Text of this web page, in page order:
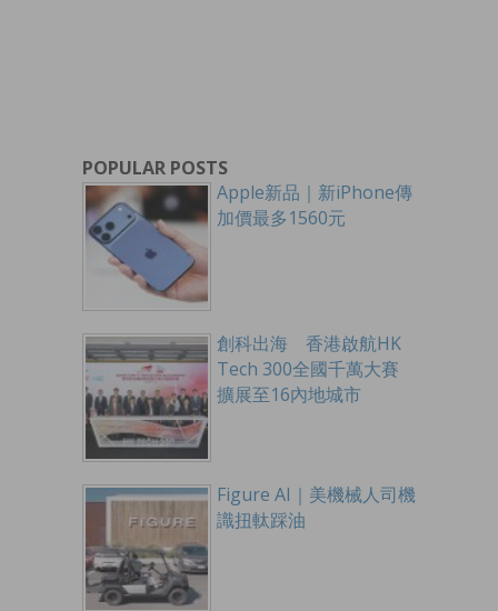
POPULAR POSTS
Apple新品｜新iPhone傳
加價最多1560元
創科出海 香港啟航HK
Tech 300全國千萬大賽
擴展至16內地城市
Figure AI｜美機械人司機
識扭軚踩油